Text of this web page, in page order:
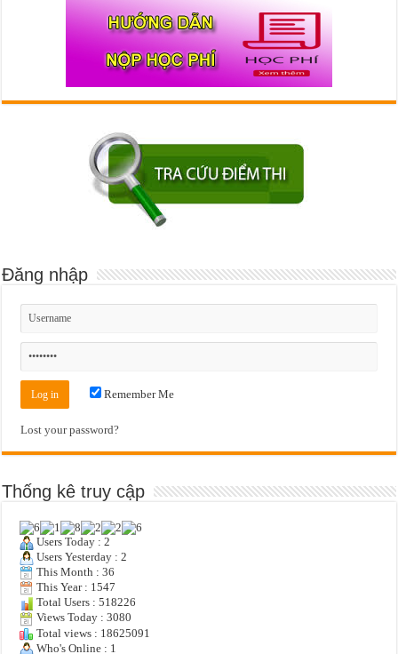
Đăng nhập
Remember Me
Lost your password?
Thống kê truy cập
Users Today : 2
Users Yesterday : 2
This Month : 36
This Year : 1547
Total Users : 518226
Views Today : 3080
Total views : 18625091
Who's Online : 1